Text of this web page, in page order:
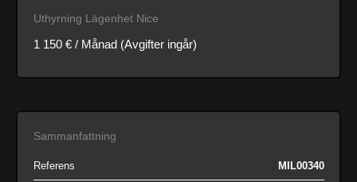
Uthyrning Lägenhet Nice
1 150 € / Månad (Avgifter ingår)
Sammanfattning
Referens MIL00340